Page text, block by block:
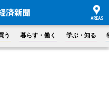
う 暮らす・働く 学ぶ・知る